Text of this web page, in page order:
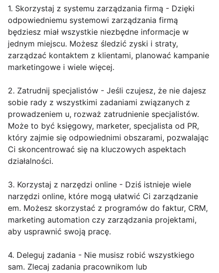
1. Skorzystaj z systemu zarządzania firmą - Dzięki
odpowiedniemu systemowi zarządzania firmą
będziesz miał wszystkie niezbędne informacje w
jednym miejscu. Możesz śledzić zyski i straty,
zarządzać kontaktem z klientami, planować kampanie
marketingowe i wiele więcej.
2. Zatrudnij specjalistów - Jeśli czujesz, że nie dajesz
sobie rady z wszystkimi zadaniami związanych z
prowadzeniem u, rozważ zatrudnienie specjalistów.
Może to być księgowy, marketer, specjalista od PR,
który zajmie się odpowiednimi obszarami, pozwalając
Ci skoncentrować się na kluczowych aspektach
działalności.
3. Korzystaj z narzędzi online - Dziś istnieje wiele
narzędzi online, które mogą ułatwić Ci zarządzanie
em. Możesz skorzystać z programów do faktur, CRM,
marketing automation czy zarządzania projektami,
aby usprawnić swoją pracę.
4. Deleguj zadania - Nie musisz robić wszystkiego
sam. Zlecaj zadania pracownikom lub